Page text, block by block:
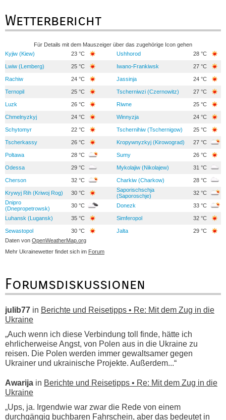
Wetterbericht
Für Details mit dem Mauszeiger über das zugehörige Icon gehen
Kyjiw (Kiew)
23 °C Ushhorod 28 °C
Lwiw (Lemberg) 25 °C Iwano-Frankiwsk 27 °C
Rachiw 24 °C Jassinja 24 °C
Ternopil 25 °C Tscherniwzi (Czernowitz) 27 °C
Luzk 26 °C Riwne 25 °C
Chmelnyzkyj 24 °C Winnyzja 24 °C
Schytomyr 22 °C Tschernihiw (Tschernigow) 25 °C
Tscherkassy 26 °C Kropywnyzkyj (Kirowograd) 27 °C
Poltawa 28 °C Sumy 26 °C
Odessa 29 °C Mykolajiw (Nikolajew) 31 °C
Cherson 32 °C Charkiw (Charkow) 28 °C
Krywyj Rih (Kriwoj Rog) 30 °C
Saporischschja
(Saporoschje)
32 °C
Dnipro
(Dnepropetrowsk)
30 °C Donezk 33 °C
Luhansk (Lugansk) 35 °C Simferopol 32 °C
Sewastopol 30 °C Jalta
29 °C
Daten von OpenWeatherMap.org
Mehr Ukrainewetter findet sich im Forum
Forumsdiskussionen
julib77 in Berichte und Reisetipps • Re: Mit dem Zug in die
Ukraine
„Auch wenn ich diese Verbindung toll finde, hätte ich
ehrlicherweise Angst, von Polen aus in die Ukraine zu
reisen. Die Polen werden immer gewaltsamer gegen
Ukrainer und ukrainische Projekte. Außerdem...“
Awarija in Berichte und Reisetipps • Re: Mit dem Zug in die
Ukraine
„Ups, ja. Irgendwie war zwar die Rede von einem
durchgängig buchbaren Fahrschein, aber das bedeutet in